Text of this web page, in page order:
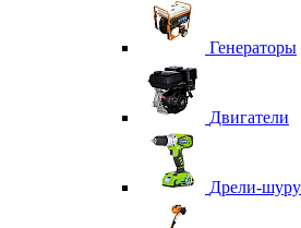
Генераторы
Двигатели
Дрели-